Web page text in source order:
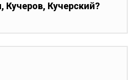
Кучеров, Кучерский?